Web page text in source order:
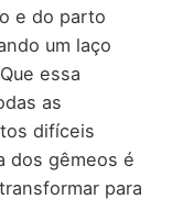
e do parto
um laço
essa
as
difíceis
dos gêmeos é
para